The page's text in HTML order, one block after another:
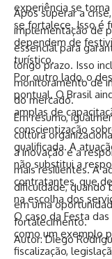
Após superar a
implementação de
essencial para
longo prazo. Isso
monitoramento de
do mercado.
Em resumo,
cultura
a inovação e a
mais resilientes. A
dificuldade, quando
em uma
fortalecimento.
Autor: Diego
experiência se
se fortalece. Isso é
dependem de
turístico.
Por outro lado, o
pontual. O Brasil
amplas de
conscientização
qualificada. A
não substitui a
contratantes, que
na escolha dos
O caso da Festa
como um exemplo
fiscalização,